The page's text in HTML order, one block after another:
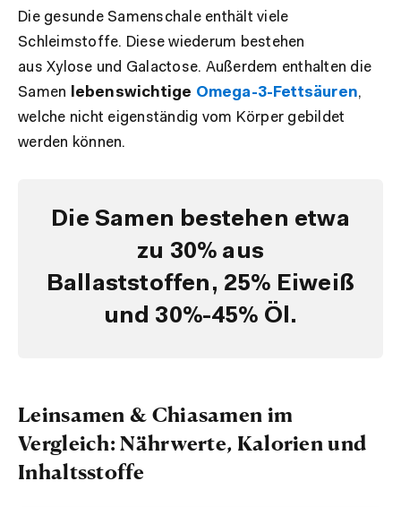
Die gesunde Samenschale enthält viele
Schleimstoffe. Diese wiederum bestehen
aus Xylose und Galactose. Außerdem enthalten die
Samen
lebenswichtige Omega-3-Fettsäuren,
welche nicht eigenständig vom Körper gebildet
werden können.
Die Samen bestehen etwa
zu 30% aus
Ballaststoffen, 25% Eiweiß
und 30%-45% Öl.
Leinsamen & Chiasamen im
Vergleich: Nährwerte, Kalorien und
Inhaltsstoffe